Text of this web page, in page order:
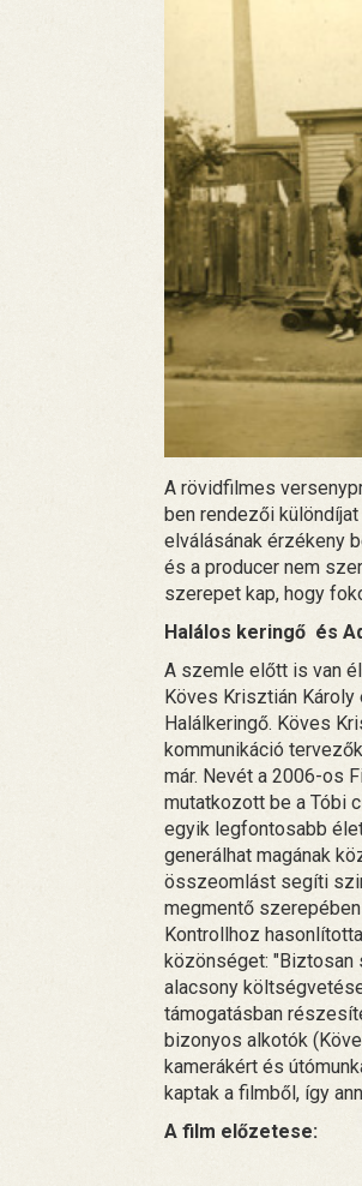
A rövidfilmes
ben rendezői
elválásának érzékeny
és a producer nem
szerepet kap, hogy
Halálos keringő és
A szemle előtt is van
Köves Krisztián
Halálkeringő. Köves
kommunikáció
már. Nevét a 2006-os
mutatkozott be a Tóbi
egyik legfontosabb
generálhat magának
összeomlást segíti
megmentő
Kontrollhoz
közönséget: "Biztosan
alacsony
támogatásban
bizonyos alkotók
kamerákért és
kaptak a filmből, így
A film előzetese: